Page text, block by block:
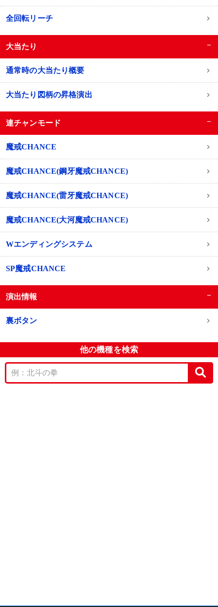
全回転リーチ
大当たり −
通常時の大当たり概要
大当たり図柄の昇格演出
連チャンモード −
魔戒CHANCE
魔戒CHANCE(鋼牙魔戒CHANCE)
魔戒CHANCE(雷牙魔戒CHANCE)
魔戒CHANCE(大河魔戒CHANCE)
Wエンディングシステム
SP魔戒CHANCE
演出情報 −
裏ボタン
他の機種を検索